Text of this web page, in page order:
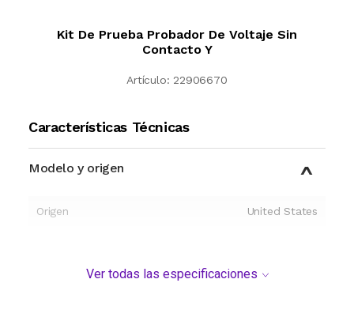
Kit De Prueba Probador De Voltaje Sin
Contacto Y
Artículo: 22906670
Características Técnicas
Modelo y origen
Origen United States
Ver todas las especificaciones